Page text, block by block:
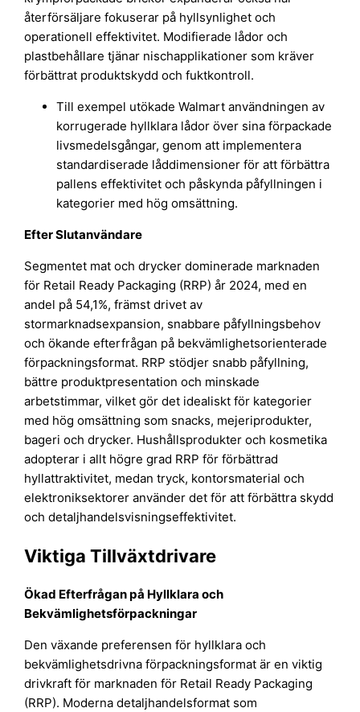
återförsäljare fokuserar på hyllsynlighet och
operationell effektivitet. Modifierade lådor och
plastbehållare tjänar nischapplikationer som kräver
förbättrat produktskydd och fuktkontroll.
Till exempel utökade Walmart användningen av
korrugerade hyllklara lådor över sina förpackade
livsmedelsgångar, genom att implementera
standardiserade låddimensioner för att förbättra
pallens effektivitet och påskynda påfyllningen i
kategorier med hög omsättning.
Efter Slutanvändare
Segmentet mat och drycker dominerade marknaden
för Retail Ready Packaging (RRP) år 2024, med en
andel på 54,1%, främst drivet av
stormarknadsexpansion, snabbare påfyllningsbehov
och ökande efterfrågan på bekvämlighetsorienterade
förpackningsformat. RRP stödjer snabb påfyllning,
bättre produktpresentation och minskade
arbetstimmar, vilket gör det idealiskt för kategorier
med hög omsättning som snacks, mejeriprodukter,
bageri och drycker. Hushållsprodukter och kosmetika
adopterar i allt högre grad RRP för förbättrad
hyllattraktivitet, medan tryck, kontorsmaterial och
elektroniksektorer använder det för att förbättra skydd
och detaljhandelsvisningseffektivitet.
Viktiga Tillväxtdrivare
Ökad Efterfrågan på Hyllklara och
Bekvämlighetsförpackningar
Den växande preferensen för hyllklara och
bekvämlighetsdrivna förpackningsformat är en viktig
drivkraft för marknaden för Retail Ready Packaging
(RRP). Moderna detaljhandelsformat som